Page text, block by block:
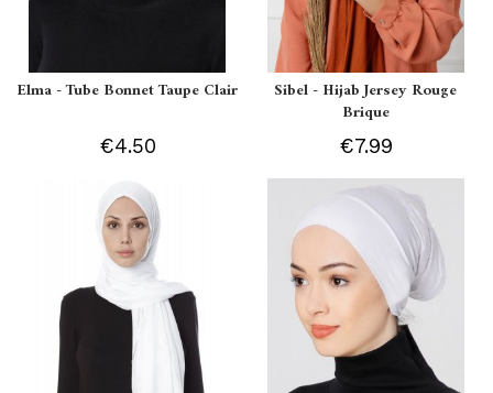
Elma - Tube Bonnet Taupe Clair
€4.50
Sibel - Hijab Jersey Rouge
Brique
€7.99